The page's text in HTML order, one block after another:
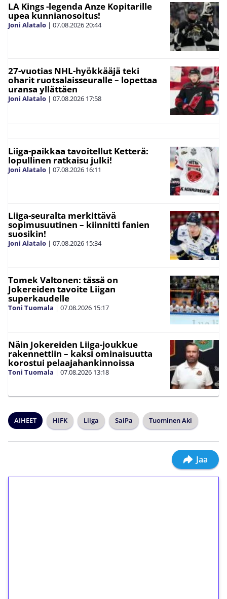
LA Kings -legenda Anze Kopitarille
upea kunnianosoitus!
Joni Alatalo | 07.08.202620:44
27-vuotias NHL-hyökkääjä teki
oharit ruotsalaisseuralle – lopettaa
uransa yllättäen
Joni Alatalo | 07.08.2026 17:58
Liiga-paikkaa tavoitellut Ketterä:
lopullinen ratkaisu julki!
Joni Alatalo | 07.08.2026 16:11
Liiga-seuralta merkittävä
sopimusuutinen – kiinnitti fanien
suosikin!
Joni Alatalo | 07.08.2026 15:34
Tomek Valtonen: tässä on
Jokereiden tavoite Liigan
superkaudelle
Toni Tuomala | 07.08.2026 15:17
Näin Jokereiden Liiga-joukkue
rakennettiin – kaksi ominaisuutta
korostui pelaajahankinnoissa
Toni Tuomala | 07.08.2026 13:18
AIHEET HIFK Liiga SaiPa Tuominen Aki
Jaa